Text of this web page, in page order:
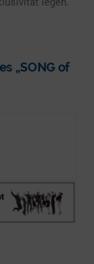
„SONG of